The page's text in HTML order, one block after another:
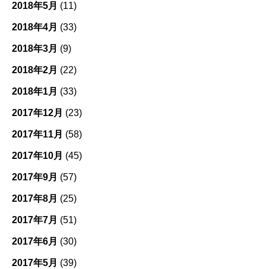
2018年5月 (11)
2018年4月 (33)
2018年3月 (9)
2018年2月 (22)
2018年1月 (33)
2017年12月 (23)
2017年11月 (58)
2017年10月 (45)
2017年9月 (57)
2017年8月 (25)
2017年7月 (51)
2017年6月 (30)
2017年5月 (39)